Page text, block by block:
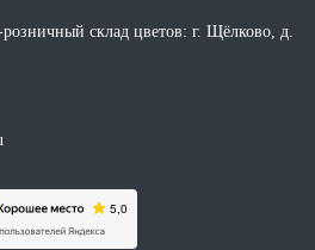
склад цветов: г. Щёлково, д.